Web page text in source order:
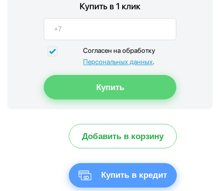
Купить в 1 клик
Согласен на обработку
Персональных данных.
Добавить в корзину
Купить в кредит